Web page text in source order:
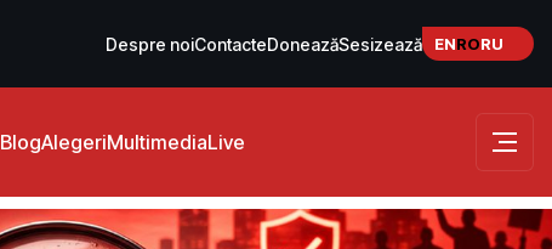
Despre noiContacteDoneazăSesizează ENRORU
BlogAlegeriMultimediaLive